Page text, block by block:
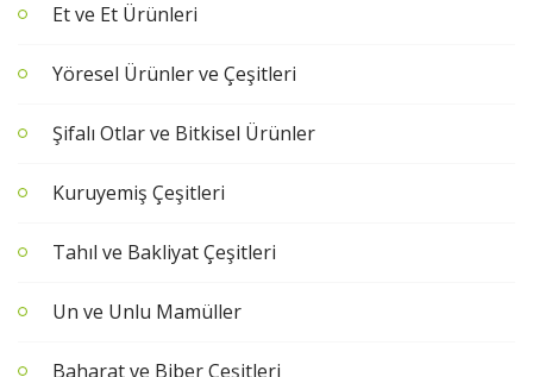
Et ve Et Ürünleri
Yöresel Ürünler ve Çeşitleri
Şifalı Otlar ve Bitkisel Ürünler
Kuruyemiş Çeşitleri
Tahıl ve Bakliyat Çeşitleri
Un ve Unlu Mamüller
Baharat ve Biber Çeşitleri